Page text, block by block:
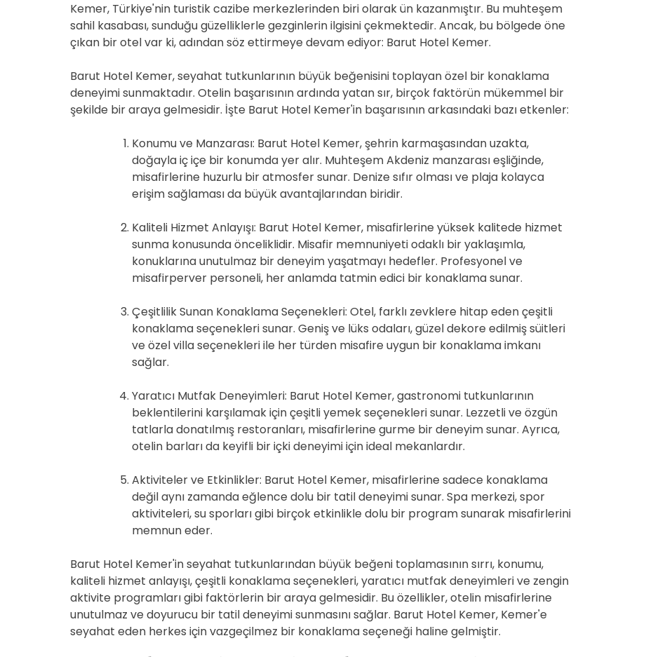
Kemer, Türkiye'nin turistik cazibe merkezlerinden biri olarak ün kazanmıştır. Bu muhteşem
sahil kasabası, sunduğu güzelliklerle gezginlerin ilgisini çekmektedir. Ancak, bu bölgede öne
çıkan bir otel var ki, adından söz ettirmeye devam ediyor: Barut Hotel Kemer.
Barut Hotel Kemer, seyahat tutkunlarının büyük beğenisini toplayan özel bir konaklama
deneyimi sunmaktadır. Otelin başarısının ardında yatan sır, birçok faktörün mükemmel bir
şekilde bir araya gelmesidir. İşte Barut Hotel Kemer'in başarısının arkasındaki bazı etkenler:
Konumu ve Manzarası: Barut Hotel Kemer, şehrin karmaşasından uzakta,
doğayla iç içe bir konumda yer alır. Muhteşem Akdeniz manzarası eşliğinde,
misafirlerine huzurlu bir atmosfer sunar. Denize sıfır olması ve plaja kolayca
erişim sağlaması da büyük avantajlarından biridir.
Kaliteli Hizmet Anlayışı: Barut Hotel Kemer, misafirlerine yüksek kalitede hizmet
sunma konusunda önceliklidir. Misafir memnuniyeti odaklı bir yaklaşımla,
konuklarına unutulmaz bir deneyim yaşatmayı hedefler. Profesyonel ve
misafirperver personeli, her anlamda tatmin edici bir konaklama sunar.
Çeşitlilik Sunan Konaklama Seçenekleri: Otel, farklı zevklere hitap eden çeşitli
konaklama seçenekleri sunar. Geniş ve lüks odaları, güzel dekore edilmiş süitleri
ve özel villa seçenekleri ile her türden misafire uygun bir konaklama imkanı
sağlar.
Yaratıcı Mutfak Deneyimleri: Barut Hotel Kemer, gastronomi tutkunlarının
beklentilerini karşılamak için çeşitli yemek seçenekleri sunar. Lezzetli ve özgün
tatlarla donatılmış restoranları, misafirlerine gurme bir deneyim sunar. Ayrıca,
otelin barları da keyifli bir içki deneyimi için ideal mekanlardır.
Aktiviteler ve Etkinlikler: Barut Hotel Kemer, misafirlerine sadece konaklama
değil aynı zamanda eğlence dolu bir tatil deneyimi sunar. Spa merkezi, spor
aktiviteleri, su sporları gibi birçok etkinlikle dolu bir program sunarak misafirlerini
memnun eder.
Barut Hotel Kemer'in seyahat tutkunlarından büyük beğeni toplamasının sırrı, konumu,
kaliteli hizmet anlayışı, çeşitli konaklama seçenekleri, yaratıcı mutfak deneyimleri ve zengin
aktivite programları gibi faktörlerin bir araya gelmesidir. Bu özellikler, otelin misafirlerine
unutulmaz ve doyurucu bir tatil deneyimi sunmasını sağlar. Barut Hotel Kemer, Kemer'e
seyahat eden herkes için vazgeçilmez bir konaklama seçeneği haline gelmiştir.